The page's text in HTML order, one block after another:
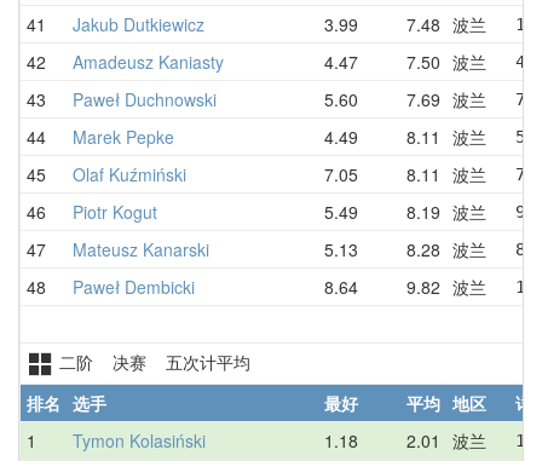
41 Jakub Dutkiewicz 3.99 7.48 波兰
42 Amadeusz Kaniasty 4.47 7.50 波兰
43 Paweł Duchnowski 5.60 7.69 波兰
44 Marek Pepke 4.49 8.11 波兰
45 Olaf Kuźmiński 7.05 8.11 波兰
46 Piotr Kogut 5.49 8.19 波兰
47 Mateusz Kanarski 5.13 8.28 波兰
48 Paweł Dembicki 8.64 9.82 波兰
二阶 决赛 五次计平均
排名 选手 最好 平均 地区
详
1
Tymon Kolasiński 1.18 2.01 波兰